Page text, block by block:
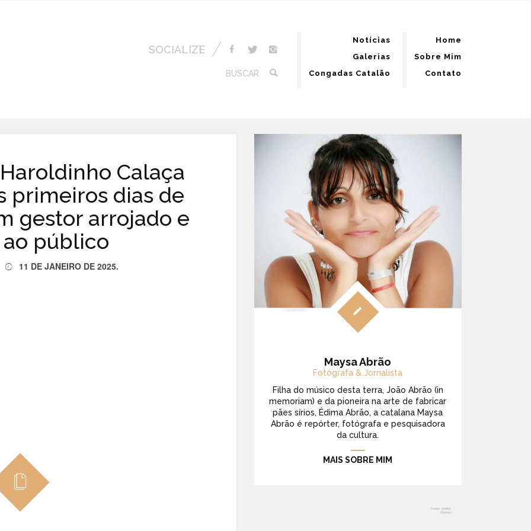
SOCIALIZE
BUSCAR
Notícias
Galerias
Congadas Catalão
Home
Sobre Mim
Contato
Calaça
primeiros dias de
gestor arrojado e
público
11 DE JANEIRO DE 2025.
Maysa Abrão
Fotógrafa & Jornalista
Filha do músico desta terra, João Abrão (in
memoriam) e da pioneira na arte de fabricar
pães sírios, Édima Abrão, a catalana Maysa
Abrão é repórter, fotógrafa e pesquisadora
da cultura.
MAIS SOBRE MIM